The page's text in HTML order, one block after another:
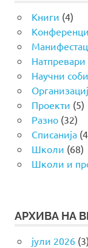
Книги (4)
Натпревари
Научни
Проекти (5)
Разно(32)
Списанија
Школи (68)
Школи и
АРХИВА НА
јули 2026(3)